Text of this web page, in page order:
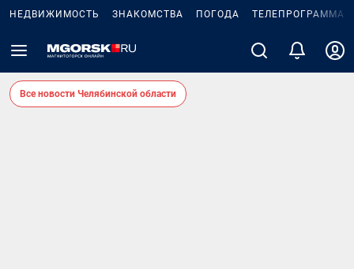
НЕДВИЖИМОСТЬ ЗНАКОМСТВА ПОГОДА ТЕЛЕПРОГРАММА
Все новости Челябинской области